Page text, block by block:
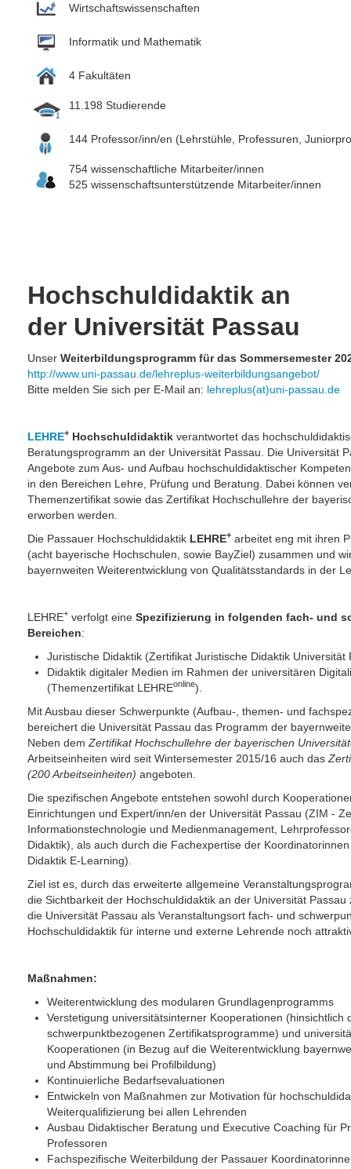
Wirtschaftswissenschaften
Informatik und Mathematik
4 Fakultäten
11.198 Studierende
144 Professor/inn/en (Lehrstühle, Professuren,
754 wissenschaftliche Mitarbeiter/innen
525 wissenschaftsunterstützende Mitarbeiter/innen
Hochschuldidaktik an
der Universität Passau
Unser Weiterbildungsprogramm für das Sommersemester
http://www.uni-passau.de/lehreplus-weiterbildungsangebot/
Bitte melden Sie sich per E-Mail an: lehreplus(at)uni-passau.de
LEHRE+ Hochschuldidaktik verantwortet das
Beratungsprogramm an der Universität Passau. Die Universität
Angebote zum Aus- und Aufbau hochschuldidaktischer
in den Bereichen Lehre, Prüfung und Beratung. Dabei können
Themenzertifikat sowie das Zertifikat Hochschullehre der
erworben werden.
Die Passauer Hochschuldidaktik LEHRE+ arbeitet eng mit ihren
(acht bayerische Hochschulen, sowie BayZiel) zusammen und
bayernweiten Weiterentwicklung von Qualitätsstandards in der
LEHRE+ verfolgt eine Spezifizierung in folgenden fach- und
Bereichen:
Juristische Didaktik (Zertifikat Juristische Didaktik Universität
Didaktik digitaler Medien im Rahmen der universitären
(Themenzertifikat LEHREonline).
Mit Ausbau dieser Schwerpunkte (Aufbau-, themen- und
bereichert die Universität Passau das Programm der
Neben dem Zertifikat Hochschullehre der bayerischen
Arbeitseinheiten wird seit Wintersemester 2015/16 auch das
(200 Arbeitseinheiten) angeboten.
Die spezifischen Angebote entstehen sowohl durch
Einrichtungen und Expert/inn/en der Universität Passau (ZIM -
Informationstechnologie und Medienmanagement,
Didaktik), als auch durch die Fachexpertise der
Didaktik E-Learning).
Ziel ist es, durch das erweiterte allgemeine
die Sichtbarkeit der Hochschuldidaktik an der Universität
die Universität Passau als Veranstaltungsort fach- und
Hochschuldidaktik für interne und externe Lehrende noch
Maßnahmen:
Weiterentwicklung des modularen Grundlagenprogramms
Verstetigung universitätsinterner Kooperationen (hinsichtlich
schwerpunktbezogenen Zertifikatsprogramme) und
Kooperationen (in Bezug auf die Weiterentwicklung
und Abstimmung bei Profilbildung)
Kontinuierliche Bedarfsevaluationen
Entwickeln von Maßnahmen zur Motivation für
Weiterqualifizierung bei allen Lehrenden
Ausbau Didaktischer Beratung und Executive Coaching für
Professoren
Fachspezifische Weiterbildung der Passauer